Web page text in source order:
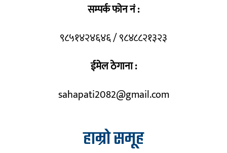
सम्पर्क फोन नं :
९८५१४२४६४६ / ९८४८८२१३२३
ईमेल ठेगाना :
sahapati2082@gmail.com
हाम्रो समूह